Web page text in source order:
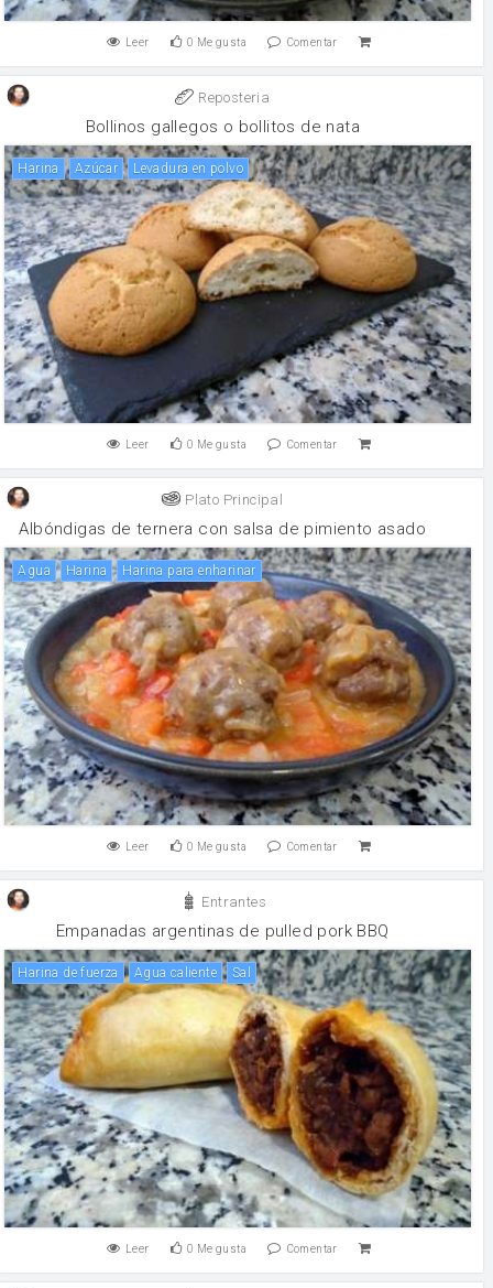
Leer 0 Me gusta Comentar
Reposteria
Bollinos gallegos o bollitos de nata
harina Azúcar levadura en polvo
Leer 0 Me gusta Comentar
Plato Principal
Albóndigas de ternera con salsa de pimiento asado
agua harina Harina para enharinar
Leer 0 Me gusta Comentar
Entrantes
Empanadas argentinas de pulled pork BBQ
harina de fuerza agua caliente sal
Leer 0 Me gusta Comentar